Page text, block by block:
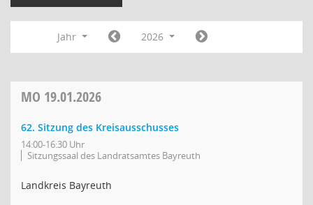
Jahr 2026
MO 19.01.2026
62. Sitzung des Kreisausschusses
14:00-16:30 Uhr
Sitzungssaal des Landratsamtes Bayreuth
Landkreis Bayreuth